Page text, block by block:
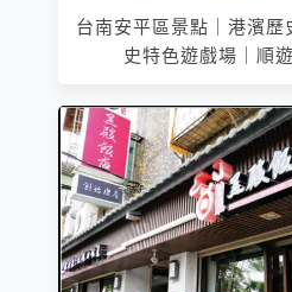
台南安平區景點｜港濱歷
史特色遊戲場｜順